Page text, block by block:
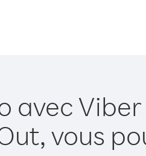
avec
vous